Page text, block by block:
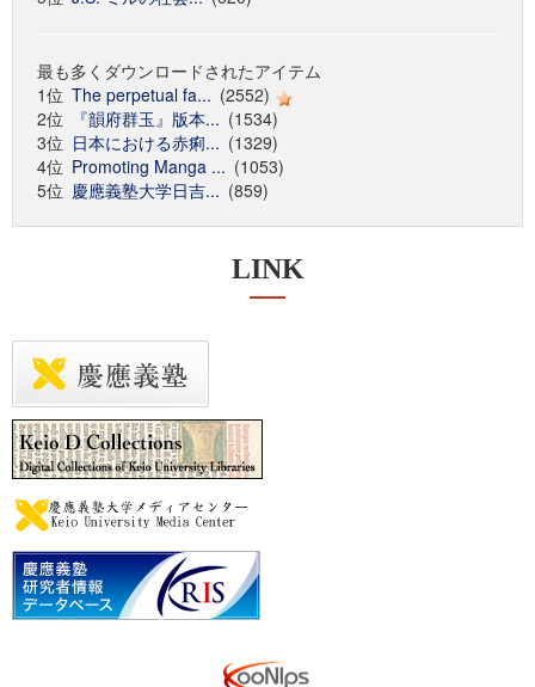
最も多くダウンロードされたアイテム
1位 The perpetual fa... (2552)
2位
『韻府群玉』版本... (1534)
3位 日本における赤痢... (1329)
4位 Promoting Manga ... (1053)
5位 慶應義塾大学日吉... (859)
LINK